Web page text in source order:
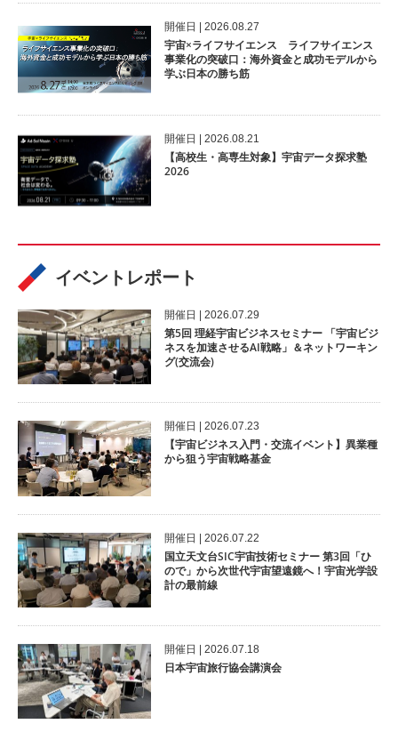
開催⽇ | 2026.08.27
宇宙×ライフサイエンス ライフサイエンス
事業化の突破口：海外資金と成功モデルから
学ぶ日本の勝ち筋
開催⽇ | 2026.08.21
【高校生・高専生対象】宇宙データ探求塾
2026
イベントレポート
開催⽇ | 2026.07.29
第5回 理経宇宙ビジネスセミナー 「宇宙ビジ
ネスを加速させるAI戦略」＆ネットワーキン
グ(交流会)
開催⽇ | 2026.07.23
【宇宙ビジネス入門・交流イベント】異業種
から狙う宇宙戦略基金
開催⽇ | 2026.07.22
国立天文台SIC宇宙技術セミナー 第3回「ひ
ので」から次世代宇宙望遠鏡へ！宇宙光学設
計の最前線
開催⽇ | 2026.07.18
日本宇宙旅行協会講演会